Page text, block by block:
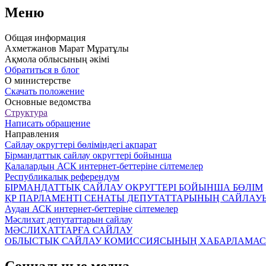
Меню
Общая информация
Ахметжанов Марат Мұратұлы
Ақмола облысының әкiмi
Обратиться в блог
О министерстве
Скачать положение
Основные ведомства
Структура
Написать обращение
Направления
Сайлау округтері бөліміндегі ақпарат
Бірмандаттық сайлау округтері бойынша
Қалалардың АСК интернет-беттеріне сілтемелер
Республикалық референдум
БІРМАНДАТТЫҚ САЙЛАУ ОКРУГТЕРІ БОЙЫНША БӨЛІМ
ҚР ПАРЛАМЕНТІ СЕНАТЫ ДЕПУТАТТАРЫНЫҢ
Аудан АСК интернет-беттеріне сілтемелер
Мәслихат депутаттарын сайлау
МӘСЛИХАТТАРҒА САЙЛАУ
ОБЛЫСТЫҚ САЙЛАУ КОМИССИЯСЫНЫҢ